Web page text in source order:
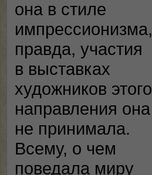
она в стиле
импрессионизма,
правда, участия
в выставках
художников этого
направления она
не принимала.
Всему, о чем
поведала миру